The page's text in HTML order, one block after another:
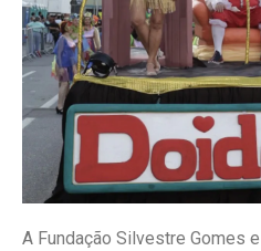
A Fundação Silvestre Gomes